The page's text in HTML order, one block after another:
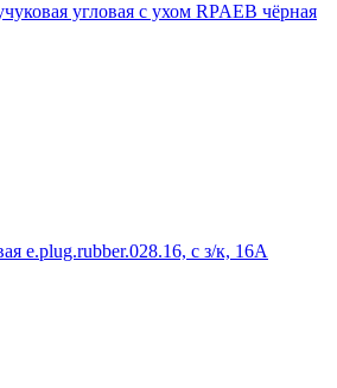
угловая с ухом RPAEB чёрная
e.plug.rubber.028.16, с з/к, 16А